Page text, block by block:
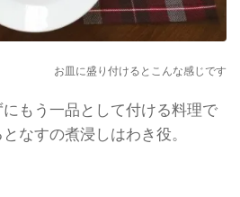
お皿に盛り付けるとこんな感じです
もう一品として付ける料理で
なすの煮浸しはわき役。